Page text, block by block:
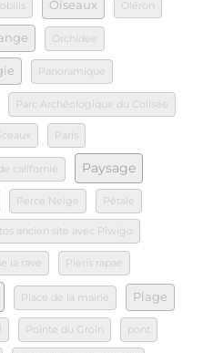
Oiseaux Oléron
Orchidee
Panoramique
Parc Archéologique du Colisée
Paris
californie Paysage
Perce Neige Pétale
ancien site avec Piwigo
la rave Pieris rapae
Place de la mairie Plage
Pointe du Groin pont